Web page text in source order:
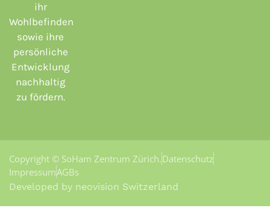
ihr
Wohlbefinden
sowie ihre
persönliche
Entwicklung
nachhaltig
zu fördern.
Copyright © SoHam Zentrum Zürich.Datenschutz
ImpressumAGBs
Developed by neovision Switzerland